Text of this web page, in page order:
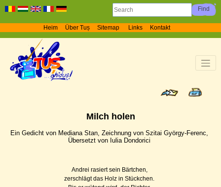
Heim Über Tuș Sitemap Links Kontakt
Milch holen
Ein Gedicht von Mediana Stan, Zeichnung von Szitai György-Ferenc,
Übersetzt von Iulia Dondorici
Andrei rasiert sein Bärtchen,
zerschlägt das Holz in Stückchen.